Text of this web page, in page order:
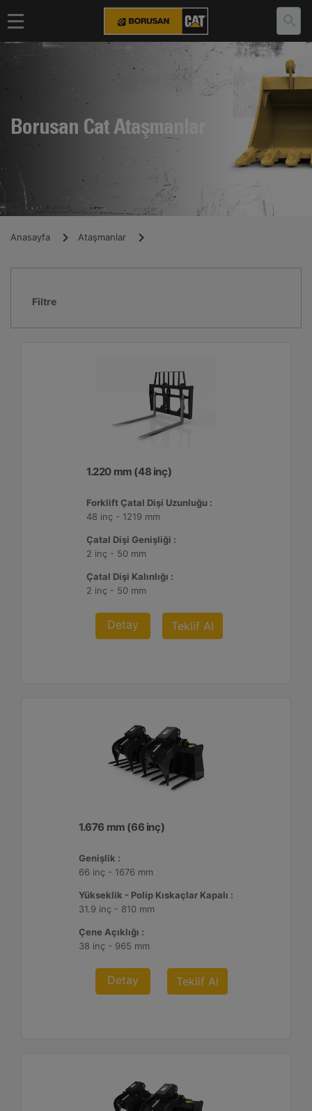
Borusan Cat Ataşmanlar
Anasayfa Ataşmanlar
Filtre
1.220 mm (48 inç)
Forklift Çatal Dişi Uzunluğu :
48 inç - 1219 mm
Çatal Dişi Genişliği :
2 inç - 50 mm
Çatal Dişi Kalınlığı :
2 inç - 50 mm
Detay Teklif Al
1.676 mm (66 inç)
Genişlik :
66 inç - 1676 mm
Yükseklik - Polip Kıskaçlar Kapalı :
31.9 inç - 810 mm
Çene Açıklığı :
38 inç - 965 mm
Detay Teklif Al